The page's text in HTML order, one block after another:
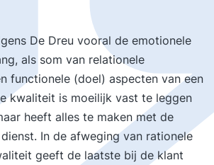
De Dreu vooral de emotionele
als som van relationele
functionele (doel) aspecten van een
kwaliteit is moeilijk vast te leggen
heeft alles te maken met de
In de afweging van rationele
geeft de laatste bij de klant